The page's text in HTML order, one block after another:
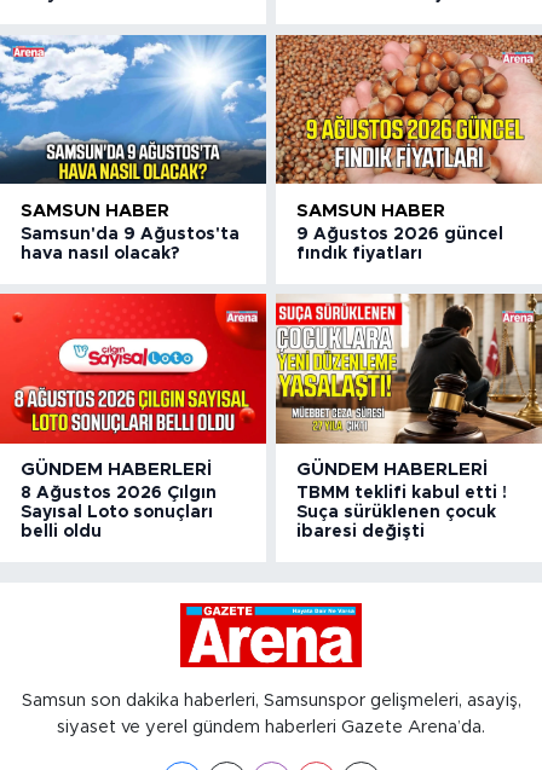
SAMSUN HABER
Samsun'da 9 Ağustos'ta
hava nasıl olacak?
SAMSUN HABER
9 Ağustos 2026 güncel
fındık fiyatları
GÜNDEM HABERLERI
8 Ağustos 2026 Çılgın
Sayısal Loto sonuçları
belli oldu
GÜNDEM HABERLERI
TBMM teklifi kabul etti !
Suça sürüklenen çocuk
ibaresi değişti
Samsun son dakika haberleri, Samsunspor gelişmeleri, asayiş,
siyaset ve yerel gündem haberleri Gazete Arena’da.